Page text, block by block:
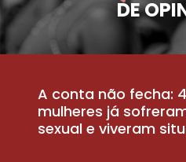
DE
A conta não fecha:
mulheres já
sexual e viveram